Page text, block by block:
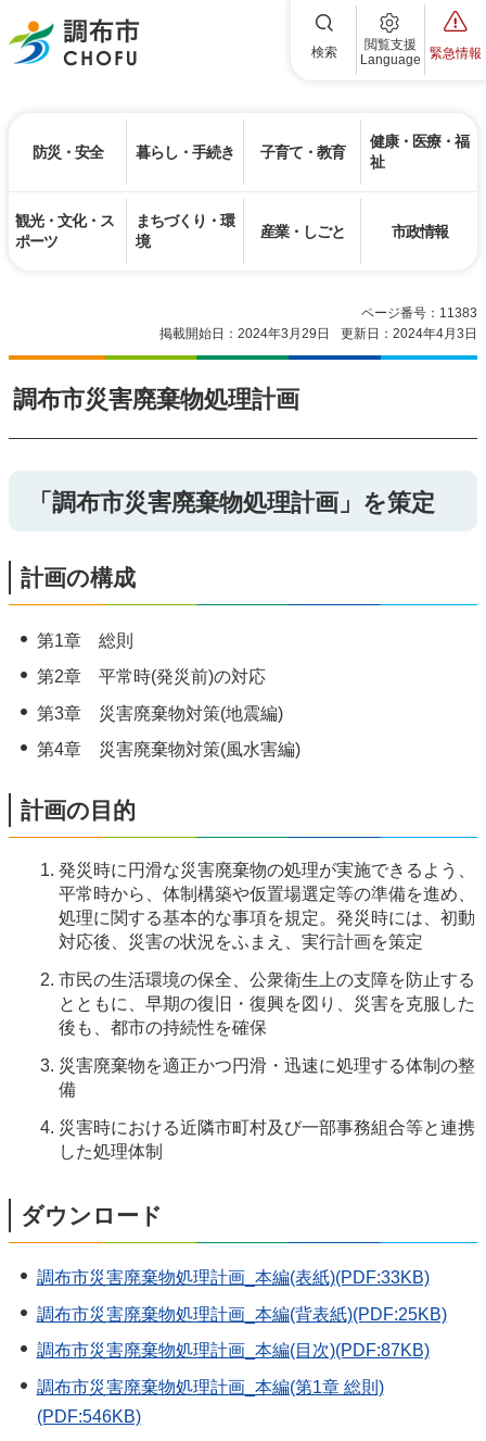
調布市 検索
閲覧支援
Language
緊急情報
防災・安全 暮らし・手続き 子育て・教育
健康・医療・福
祉
観光・文化・ス
ポーツ
まちづくり・環
境
産業・しごと 市政情報
ページ番号：11383
掲載開始日：2024年3月29日
更新日：2024年4月3日
調布市災害廃棄物処理計画
「調布市災害廃棄物処理計画」を策定
計画の構成
第1章 総則
第2章 平常時(発災前)の対応
第3章 災害廃棄物対策(地震編)
第4章 災害廃棄物対策(風水害編)
計画の目的
発災時に円滑な災害廃棄物の処理が実施できるよう、
平常時から、体制構築や仮置場選定等の準備を進め、
処理に関する基本的な事項を規定。発災時には、初動
対応後、災害の状況をふまえ、実行計画を策定
市民の生活環境の保全、公衆衛生上の支障を防止する
とともに、早期の復旧・復興を図り、災害を克服した
後も、都市の持続性を確保
災害廃棄物を適正かつ円滑・迅速に処理する体制の整
備
災害時における近隣市町村及び一部事務組合等と連携
した処理体制
ダウンロード
調布市災害廃棄物処理計画_本編(表紙)(PDF:33KB)
調布市災害廃棄物処理計画_本編(背表紙)(PDF:25KB)
調布市災害廃棄物処理計画_本編(目次)(PDF:87KB)
調布市災害廃棄物処理計画_本編(第1章 総則)
(PDF:546KB)